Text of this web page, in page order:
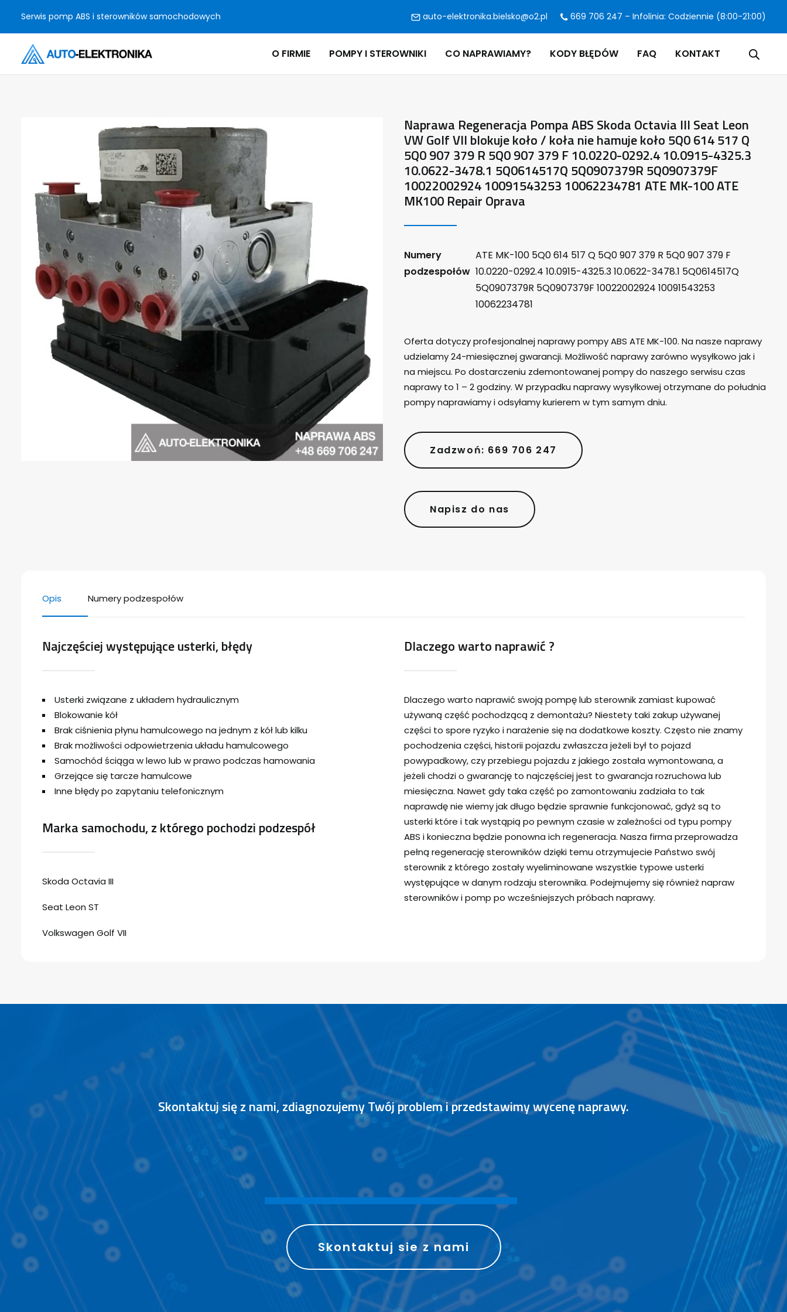
Serwis pomp ABS i sterowników samochodowych auto-elektronika.bielsko@o2.pl 669 706 247 – Infolinia: Codziennie (8:00-21:00)
O FIRMIE POMPY I STEROWNIKI CO NAPRAWIAMY? KODY BŁĘDÓW FAQ KONTAKT
Naprawa Regeneracja Pompa ABS Skoda Octavia III Seat Leon
VW Golf VII blokuje koło / koła nie hamuje koło 5Q0 614 517 Q
5Q0 907 379 R 5Q0 907 379 F 10.0220-0292.4 10.0915-4325.3
10.0622-3478.1 5Q0614517Q 5Q0907379R 5Q0907379F
10022002924 10091543253 10062234781 ATE MK-100 ATE
MK100 Repair Oprava
Numery
podzespołów
ATE MK-100 5Q0 614 517 Q 5Q0 907 379 R 5Q0 907 379 F
10.0220-0292.4 10.0915-4325.3 10.0622-3478.1 5Q0614517Q
5Q0907379R 5Q0907379F 10022002924 10091543253
10062234781
Oferta dotyczy profesjonalnej naprawy pompy ABS ATE MK-100. Na nasze naprawy
udzielamy 24-miesięcznej gwarancji. Możliwość naprawy zarówno wysyłkowo jak i
na miejscu. Po dostarczeniu zdemontowanej pompy do naszego serwisu czas
naprawy to 1 – 2 godziny. W przypadku naprawy wysyłkowej otrzymane do południa
pompy naprawiamy i odsyłamy kurierem w tym samym dniu.
Zadzwoń: 669 706 247
Napisz do nas
Opis Numery podzespołów
Najczęściej występujące usterki, błędy
Usterki związane z układem hydraulicznym
Blokowanie kół
Brak ciśnienia płynu hamulcowego na jednym z kół lub kilku
Brak możliwości odpowietrzenia układu hamulcowego
Samochód ściąga w lewo lub w prawo podczas hamowania
Grzejące się tarcze hamulcowe
Inne błędy po zapytaniu telefonicznym
Marka samochodu, z którego pochodzi podzespół
Skoda Octavia III
Seat Leon ST
Volkswagen Golf VII
Dlaczego warto naprawić ?
Dlaczego warto naprawić swoją pompę lub sterownik zamiast kupować
używaną część pochodzącą z demontażu? Niestety taki zakup używanej
części to spore ryzyko i narażenie się na dodatkowe koszty. Często nie znamy
pochodzenia części, historii pojazdu zwłaszcza jeżeli był to pojazd
powypadkowy, czy przebiegu pojazdu z jakiego została wymontowana, a
jeżeli chodzi o gwarancję to najczęściej jest to gwarancja rozruchowa lub
miesięczna. Nawet gdy taka część po zamontowaniu zadziała to tak
naprawdę nie wiemy jak długo będzie sprawnie funkcjonować, gdyż są to
usterki które i tak wystąpią po pewnym czasie w zależności od typu pompy
ABS i konieczna będzie ponowna ich regeneracja. Nasza firma przeprowadza
pełną regenerację sterowników dzięki temu otrzymujecie Państwo swój
sterownik z którego zostały wyeliminowane wszystkie typowe usterki
występujące w danym rodzaju sterownika. Podejmujemy się również napraw
sterowników i pomp po wcześniejszych próbach naprawy.
Skontaktuj się z nami, zdiagnozujemy Twój problem i przedstawimy wycenę naprawy.
SP AWNIE
Skontaktuj sie z nami